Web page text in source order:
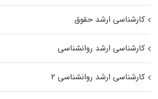
کارشناسی ارشد حقوق
کارشناسی ارشد روانشناسی
کارشناسی ارشد روانشناسی ۲